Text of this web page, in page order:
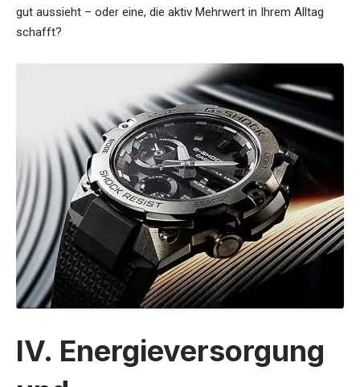
gut aussieht – oder eine, die aktiv Mehrwert in Ihrem Alltag
schafft?
IV. Energieversorgung